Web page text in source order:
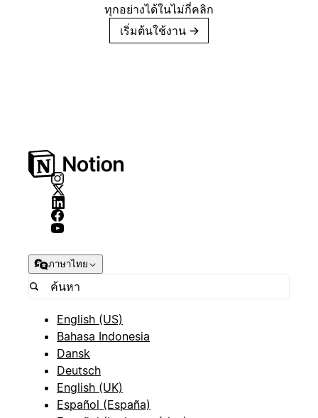
ทุกอย่างได้ในไม่กี่คลิก
เริ่มต้นใช้งาน →
ภาษาไทย
English (US)
Bahasa Indonesia
Dansk
Deutsch
English (UK)
Español (España)